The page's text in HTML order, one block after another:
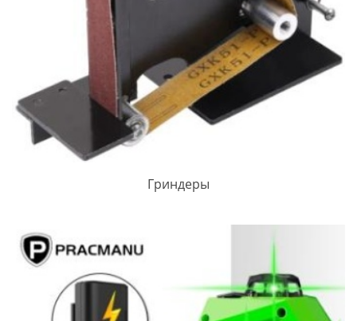
ПРОСМОТРЕТЬ ЗАПИСЬ
Гриндеры